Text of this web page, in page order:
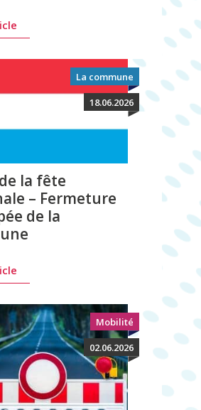
18.06.2026
La commune
la fête
– Fermeture
de la
02.06.2026
Mobilité